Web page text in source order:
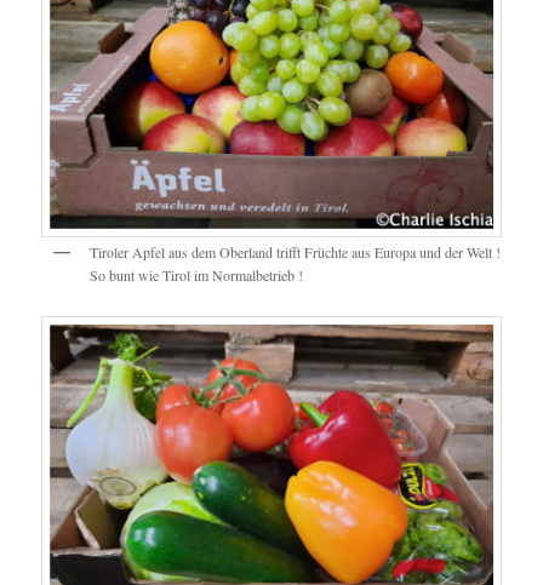
Tiroler Apfel aus dem Oberland trifft Früchte aus Europa und der Welt !
So bunt wie Tirol im Normalbetrieb !